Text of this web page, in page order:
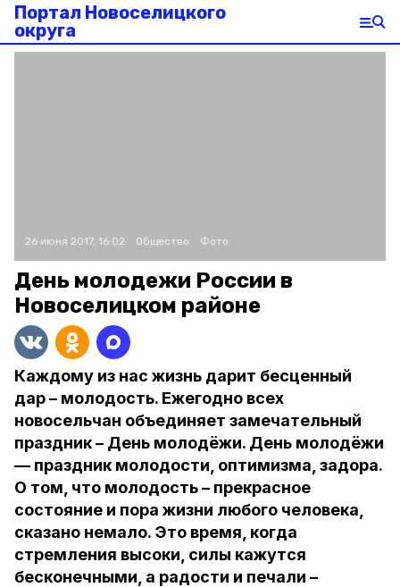
Портал Новоселицкого
округа
26 июня 2017, 16:02 Общество Фото:
День молодежи России в
Новоселицком районе
Каждому из нас жизнь дарит бесценный
дар – молодость. Ежегодно всех
новосельчан объединяет замечательный
праздник – День молодёжи. День молодёжи
— праздник молодости, оптимизма, задора.
О том, что молодость – прекрасное
состояние и пора жизни любого человека,
сказано немало. Это время, когда
стремления высоки, силы кажутся
бесконечными, а радости и печали –